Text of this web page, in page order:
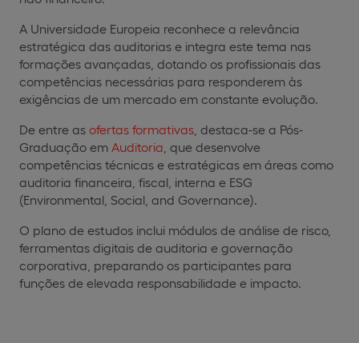
A Universidade Europeia reconhece a relevância
estratégica das auditorias e integra este tema nas
formações avançadas, dotando os profissionais das
competências necessárias para responderem às
exigências de um mercado em constante evolução.
De entre as ofertas formativas , destaca-se a Pós-
Graduação em Auditoria , que desenvolve
competências técnicas e estratégicas em áreas como
auditoria financeira, fiscal, interna e ESG
(Environmental, Social, and Governance).
O plano de estudos inclui módulos de análise de risco,
ferramentas digitais de auditoria e governação
corporativa, preparando os participantes para
funções de elevada responsabilidade e impacto.